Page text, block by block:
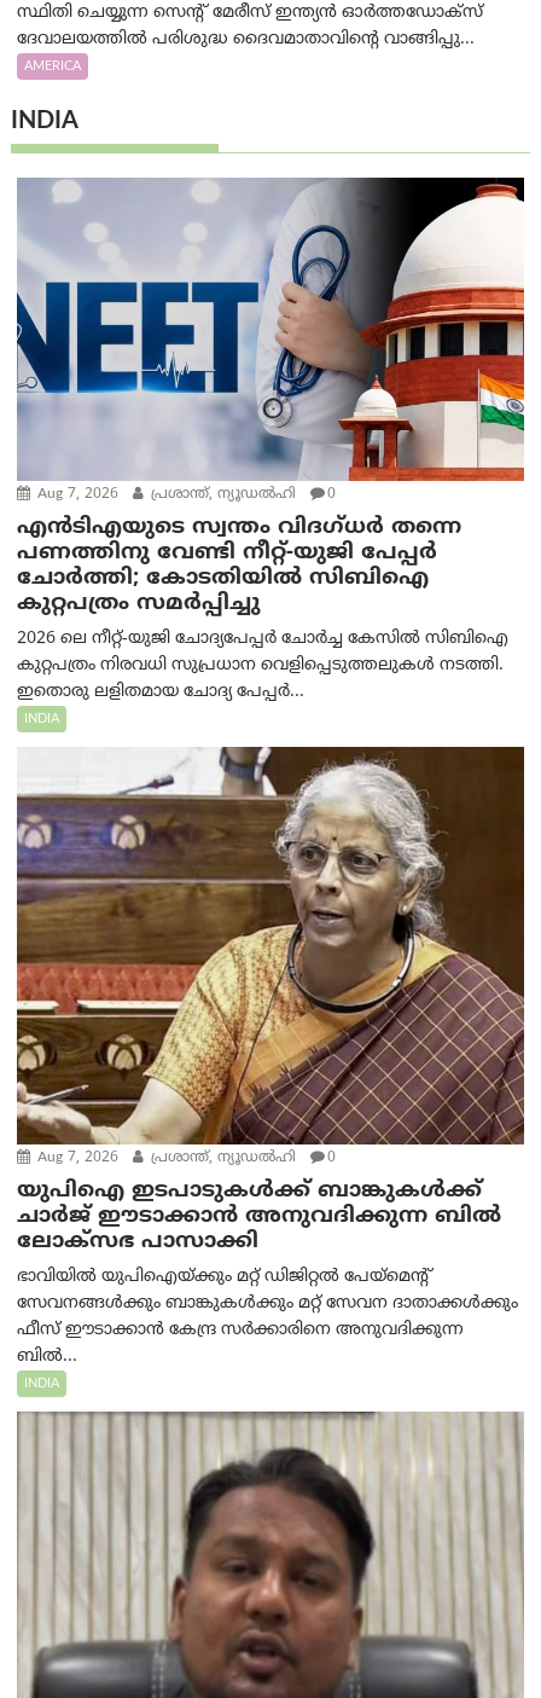
സ്ഥിതി ചെയ്യുന്ന സെന്റ് മേരീസ് ഇന്ത്യൻ ഓർത്തഡോക്സ്
ദേവാലയത്തിൽ പരിശുദ്ധ ദൈവമാതാവിന്റെ വാങ്ങിപ്പു...
AMERICA
INDIA
Aug 7, 2026 പ്രശാന്ത്, ന്യൂഡല്‍ഹി 0
എൻ‌ടി‌എയുടെ സ്വന്തം വിദഗ്ധർ തന്നെ
പണത്തിനു വേണ്ടി നീറ്റ്-യു‌ജി പേപ്പർ
ചോർത്തി; കോടതിയില്‍ സിബിഐ
കുറ്റപത്രം സമര്‍പ്പിച്ചു
2026 ലെ നീറ്റ്-യുജി ചോദ്യപേപ്പർ ചോർച്ച കേസിൽ സിബിഐ
കുറ്റപത്രം നിരവധി സുപ്രധാന വെളിപ്പെടുത്തലുകൾ നടത്തി.
ഇതൊരു ലളിതമായ ചോദ്യ പേപ്പർ...
INDIA
Aug 7, 2026 പ്രശാന്ത്, ന്യൂഡല്‍ഹി 0
യുപിഐ ഇടപാടുകൾക്ക് ബാങ്കുകൾക്ക്
ചാർജ് ഈടാക്കാൻ അനുവദിക്കുന്ന ബിൽ
ലോക്‌സഭ പാസാക്കി
ഭാവിയിൽ യുപിഐയ്ക്കും മറ്റ് ഡിജിറ്റൽ പേയ്‌മെന്റ്
സേവനങ്ങൾക്കും ബാങ്കുകൾക്കും മറ്റ് സേവന ദാതാക്കൾക്കും
ഫീസ് ഈടാക്കാൻ കേന്ദ്ര സർക്കാരിനെ അനുവദിക്കുന്ന
ബിൽ...
INDIA